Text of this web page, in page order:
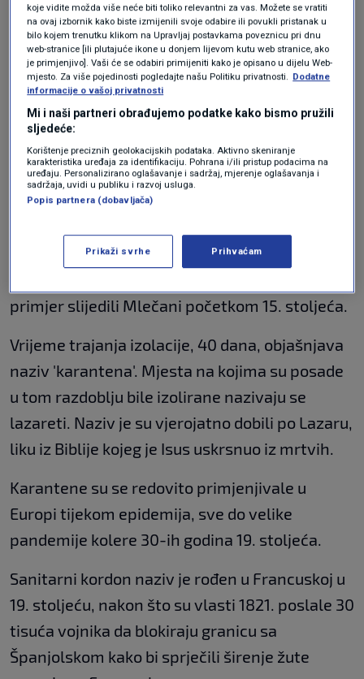
Sanitarni kordon je potpuna blokada ulaska i
izlaska iz takvog područja.
U slučaju epidemije u Kini, mjere poduzete oko
Wuhana odgovarale bi golemom sanitarnom
kordonu kojim je šire gradsko područje
odsječeno od ostatka zemlje
Karantenu su izmislili Dubrovčani krajem 14.
pomoraca iz regija zahvaćenih zaraznim
primjer slijedili Mlečani početkom 15. stoljeća.
Vrijeme trajanja izolacije, 40 dana, objašnjava
naziv 'karantena'. Mjesta na kojima su posade
u tom razdoblju bile izolirane nazivaju se
lazareti. Naziv je su vjerojatno dobili po Lazaru,
liku iz Biblije kojeg je Isus uskrsnuo iz mrtvih.
Karantene su se redovito primjenjivale u
Europi tijekom epidemija, sve do velike
pandemije kolere 30-ih godina 19. stoljeća.
Sanitarni kordon naziv je rođen u Francuskoj u
19. stoljeću, nakon što su vlasti 1821. poslale 30
tisuća vojnika da blokiraju granicu sa
Španjolskom kako bi sprječili širenje žute
koje vidite možda više neće biti toliko relevantni za vas. Možete se vratiti
na ovaj izbornik kako biste izmijenili svoje odabire ili povukli pristanak u
bilo kojem trenutku klikom na Upravljaj postavkama poveznicu pri dnu
web-stranice [ili plutajuće ikone u donjem lijevom kutu web stranice, ako
je primjenjivo]. Vaši će se odabiri primijeniti kako je opisano u dijelu Web-
mjesto. Za više pojedinosti pogledajte našu Politiku privatnosti.
Dodatne
informacije o vašoj privatnosti
Mi i naši partneri obrađujemo podatke kako bismo pružili
sljedeće:
Korištenje preciznih geolokacijskih podataka. Aktivno skeniranje
karakteristika uređaja za identifikaciju. Pohrana i/ili pristup podacima na
uređaju. Personalizirano oglašavanje i sadržaj, mjerenje oglašavanja i
sadržaja, uvidi u publiku i razvoj usluga.
Popis partnera (dobavljača)
Prikaži svrhe Prihvaćam